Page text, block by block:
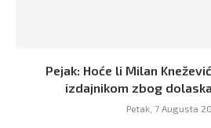
Pejak: Hoće li Milan
izdajnikom zbog
Petak, 7 Augusta